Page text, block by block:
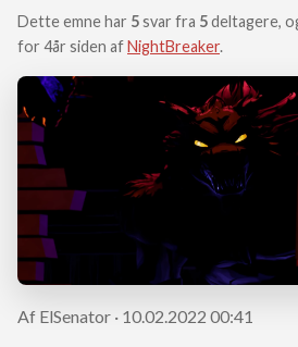
Dette emne har 5svar fra 5deltagere,
for 4år siden afNightBreaker.
Af ElSenator · 10.02.2022 00:41